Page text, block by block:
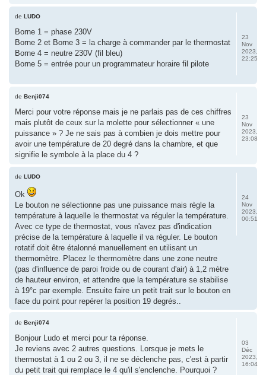
de LUDO
Borne 1 = phase 230V
Borne 2 et Borne 3 = la charge à commander par le thermostat
Borne 4 = neutre 230V (fil bleu)
Borne 5 = entrée pour un programmateur horaire fil pilote
23
Nov
2023,
22:25
de Benji074
Merci pour votre réponse mais je ne parlais pas de ces chiffres
mais plutôt de ceux sur la molette pour sélectionner « une
puissance » ? Je ne sais pas à combien je dois mettre pour
avoir une température de 20 degré dans la chambre, et que
signifie le symbole à la place du 4 ?
23
Nov
2023,
23:08
de LUDO
Ok
Le bouton ne sélectionne pas une puissance mais règle la
température à laquelle le thermostat va réguler la température.
Avec ce type de thermostat, vous n'avez pas d'indication
précise de la température à laquelle il va réguler. Le bouton
rotatif doit être étalonné manuellement en utilisant un
thermomètre. Placez le thermomètre dans une zone neutre
(pas d'influence de paroi froide ou de courant d'air) à 1,2 mètre
de hauteur environ, et attendre que la température se stabilise
à 19°c par exemple. Ensuite faire un petit trait sur le bouton en
face du point pour repérer la position 19 degrés..
24
Nov
2023,
00:51
de Benji074
Bonjour Ludo et merci pour ta réponse.
Je reviens avec 2 autres questions. Lorsque je mets le
thermostat à 1 ou 2 ou 3, il ne se déclenche pas, c'est à partir
du petit trait qui remplace le 4 qu'il s'enclenche. Pourquoi ?
03
Déc
2023,
16:04